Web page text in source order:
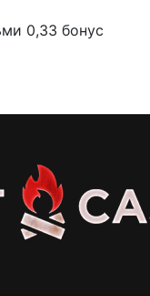
0,33 бонус